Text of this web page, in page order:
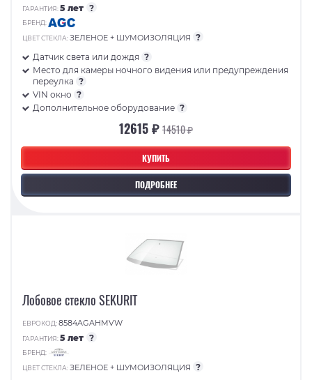
КУПИТЬ
ПОДРОБНЕЕ
ГАРАНТИЯ:5 лет ?
БРЕНД:
ЦВЕТ СТЕКЛА:ЗЕЛЕНОЕ + ШУМОИЗОЛЯЦИЯ ?
Датчик света или дождя ?
Место для камеры ночного видения или предупреждения
переулка ?
VIN окно ?
Дополнительное оборудование ?
12615 ₽14510 ₽
Лобовое стекло SEKURIT
ЕВРОКОД:8584AGAHMVW
ГАРАНТИЯ:5 лет ?
БРЕНД:
ЦВЕТ СТЕКЛА:ЗЕЛЕНОЕ + ШУМОИЗОЛЯЦИЯ ?